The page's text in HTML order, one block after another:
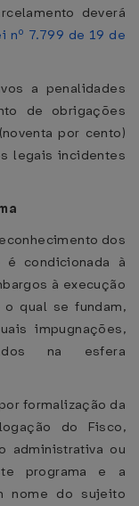
deverá
nº 7.799 de 19 de
a penalidades
de obrigações
por cento)
legais incidentes
dos
condicionada à
à execução
qual se fundam,
impugnações,
na esfera
formalização da
do Fisco,
administrativa ou
programa e a
nome do sujeito